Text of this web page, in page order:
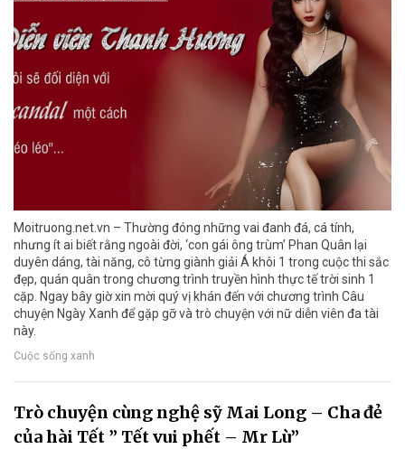
Moitruong.net.vn – Thường đóng những vai đanh đá, cá tính,
nhưng ít ai biết rằng ngoài đời, ‘con gái ông trùm’ Phan Quân lại
duyên dáng, tài năng, cô từng giành giải Á khôi 1 trong cuộc thi sắc
đẹp, quán quân trong chương trình truyền hình thực tế trời sinh 1
cặp. Ngay bây giờ xin mời quý vị khán đến với chương trình Câu
chuyện Ngày Xanh để gặp gỡ và trò chuyện với nữ diễn viên đa tài
này.
Cuộc sống xanh
Trò chuyện cùng nghệ sỹ Mai Long – Cha đẻ
của hài Tết ” Tết vui phết – Mr Lù”